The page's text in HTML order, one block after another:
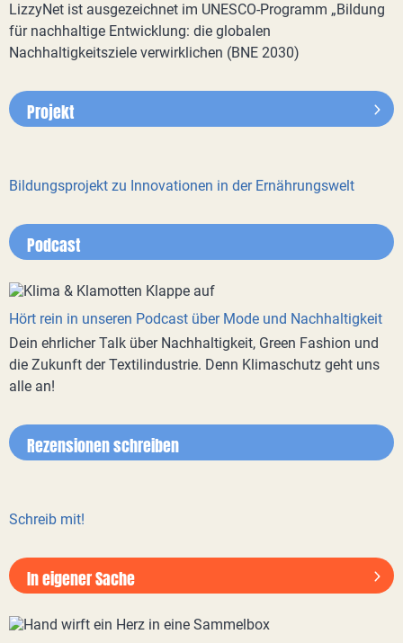
LizzyNet ist ausgezeichnet im UNESCO-Programm „Bildung
für nachhaltige Entwicklung: die globalen
Nachhaltigkeitsziele verwirklichen (BNE 2030)
Projekt
Bildungsprojekt zu Innovationen in der Ernährungswelt
Podcast
Hört rein in unseren Podcast über Mode und Nachhaltigkeit
Dein ehrlicher Talk über Nachhaltigkeit, Green Fashion und
die Zukunft der Textilindustrie. Denn Klimaschutz geht uns
alle an!
Rezensionen schreiben
Schreib mit!
In eigener Sache